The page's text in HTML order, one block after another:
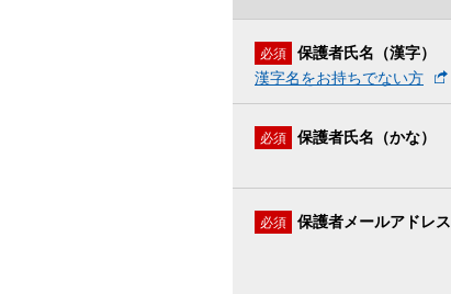
必須
保護者氏名（漢字）
漢字名をお持ちでない方
必須 保護者氏名（かな）
必須 保護者メールアドレス